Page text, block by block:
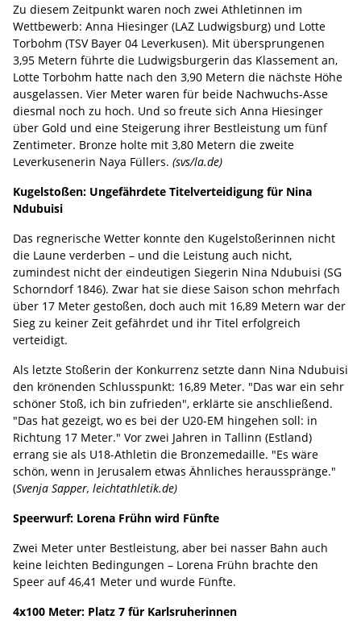
Zu diesem Zeitpunkt waren noch zwei Athletinnen im
Wettbewerb: Anna Hiesinger (LAZ Ludwigsburg) und Lotte
Torbohm (TSV Bayer 04 Leverkusen). Mit übersprungenen
3,95 Metern führte die Ludwigsburgerin das Klassement an,
Lotte Torbohm hatte nach den 3,90 Metern die nächste Höhe
ausgelassen. Vier Meter waren für beide Nachwuchs-Asse
diesmal noch zu hoch. Und so freute sich Anna Hiesinger
über Gold und eine Steigerung ihrer Bestleistung um fünf
Zentimeter. Bronze holte mit 3,80 Metern die zweite
Leverkusenerin Naya Füllers. (svs/la.de)
Kugelstoßen: Ungefährdete Titelverteidigung für Nina
Ndubuisi
Das regnerische Wetter konnte den Kugelstoßerinnen nicht
die Laune verderben – und die Leistung auch nicht,
zumindest nicht der eindeutigen Siegerin Nina Ndubuisi (SG
Schorndorf 1846). Zwar hat sie diese Saison schon mehrfach
über 17 Meter gestoßen, doch auch mit 16,89 Metern war der
Sieg zu keiner Zeit gefährdet und ihr Titel erfolgreich
verteidigt.
Als letzte Stoßerin der Konkurrenz setzte dann Nina Ndubuisi
den krönenden Schlusspunkt: 16,89 Meter. "Das war ein sehr
schöner Stoß, ich bin zufrieden", erklärte sie anschließend.
"Das hat gezeigt, wo es bei der U20-EM hingehen soll: in
Richtung 17 Meter." Vor zwei Jahren in Tallinn (Estland)
errang sie als U18-Athletin die Bronzemedaille. "Es wäre
schön, wenn in Jerusalem etwas Ähnliches herausspränge."
(Svenja Sapper, leichtathletik.de)
Speerwurf: Lorena Frühn wird Fünfte
Zwei Meter unter Bestleistung, aber bei nasser Bahn auch
keine leichten Bedingungen – Lorena Frühn brachte den
Speer auf 46,41 Meter und wurde Fünfte.
4x100 Meter: Platz 7 für Karlsruherinnen